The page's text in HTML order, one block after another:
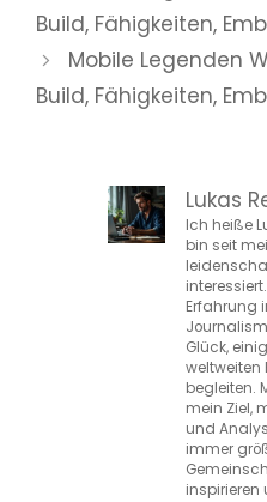
Build, Fähigkeiten,
Mobile Legenden
Build, Fähigkeiten,
Lukas
Ich heiße
bin seit
Erfahrung
Glück,
weltweiten
begleiten.
mein Ziel,
und
immer
inspirieren